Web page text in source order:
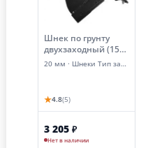
Шнек по грунту
двухзаходный (150
мм / 800 мм)
20 мм · Шнеки Тип запчасти
★4.8(5)
3 205 ₽
Нет в наличии